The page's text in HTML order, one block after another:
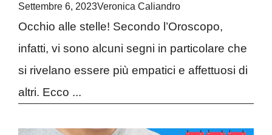
Settembre 6, 2023Veronica Caliandro
Occhio alle stelle! Secondo l’Oroscopo,
infatti, vi sono alcuni segni in particolare che
si rivelano essere più empatici e affettuosi di
altri. Ecco ...